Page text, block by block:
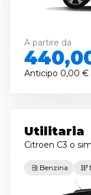
A partire da
Anticipo 0,00 €
Utilitaria
Citroen C3 o
Benzina